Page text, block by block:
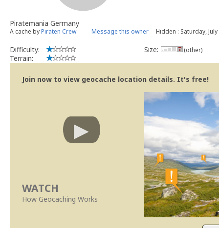
Piratemania Germany
A cache byPiraten Crew Message this owner Hidden : Saturday,
Difficulty:
Terrain:
Size: (other)
Join now to view geocache location details. It's free!
WATCH
How Geocaching Works